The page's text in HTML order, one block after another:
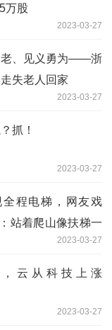
万股
2023-03-27
老、见义勇为——浙
失老人回家
2023-03-27
抓！
2023-03-27
程电梯，网友戏
站着爬山像扶梯一
2023-03-27
云从科技上涨
2023-03-27